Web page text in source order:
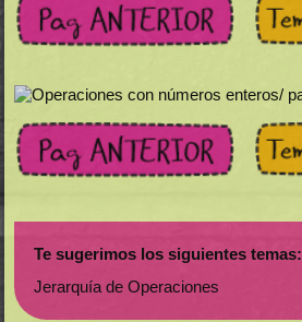
Te sugerimos los siguientes temas:
Jerarquía de Operaciones